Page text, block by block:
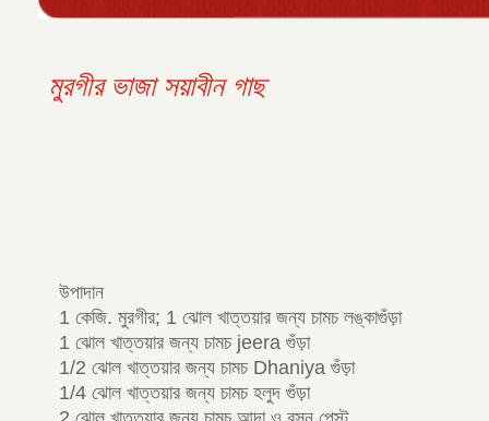
মুরগীর ভাজা সয়াবীন গাছ
উপাদান
1 কেজি. মুরগীর; 1 ঝোল খাত্তয়ার জন্য চামচ লঙ্কাগুঁড়া
1 ঝোল খাত্তয়ার জন্য চামচ jeera গুঁড়া
1/2 ঝোল খাত্তয়ার জন্য চামচ Dhaniya গুঁড়া
1/4 ঝোল খাত্তয়ার জন্য চামচ হলুদ গুঁড়া